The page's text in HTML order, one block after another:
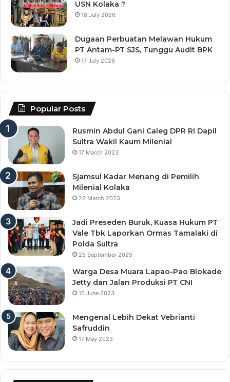
USN Kolaka ?
18 July 2026
Dugaan Perbuatan Melawan Hukum
PT Antam-PT SJS, Tunggu Audit BPK
17 July 2026
Popular Posts
Rusmin Abdul Gani Caleg DPR RI Dapil
Sultra Wakil Kaum Milenial
17 March 2023
Sjamsul Kadar Menang di Pemilih
Milenial Kolaka
23 March 2023
Jadi Preseden Buruk, Kuasa Hukum PT
Vale Tbk Laporkan Ormas Tamalaki di
Polda Sultra
25 September 2025
Warga Desa Muara Lapao-Pao Blokade
Jetty dan Jalan Produksi PT CNI
15 June 2023
Mengenal Lebih Dekat Vebrianti
Safruddin
17 May 2023